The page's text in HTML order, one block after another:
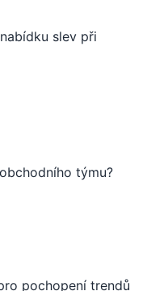
slev při
týmu?
pochopení trendů